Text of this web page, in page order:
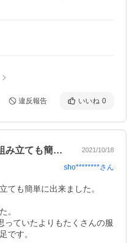
違反報告 いいね 0
本当にスリムデザインで組み立ても簡単に… 2021/10/18
sho********さん
ても簡単に出来ました。
。
っていたよりもたくさんの服
です。